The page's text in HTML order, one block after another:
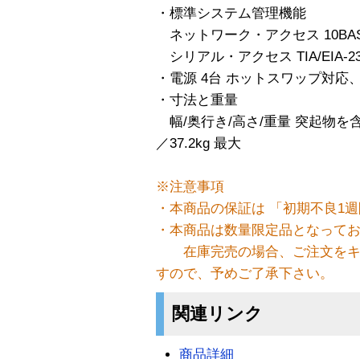
・標準システム管理機能
ネットワーク・アクセス
シリアル・アクセス TIA/EIA-
・電源 4台 ホットスワップ対応
・寸法と重量
幅/奥行き/高さ/重量 突起物を
／37.2kg 最大
※注意事項
・本商品の保証は 「初期不良1
・本商品は数量限定品となって
在庫完売の場合、ご注文をキ
すので、予めご了承下さい。
関連リンク
商品詳細